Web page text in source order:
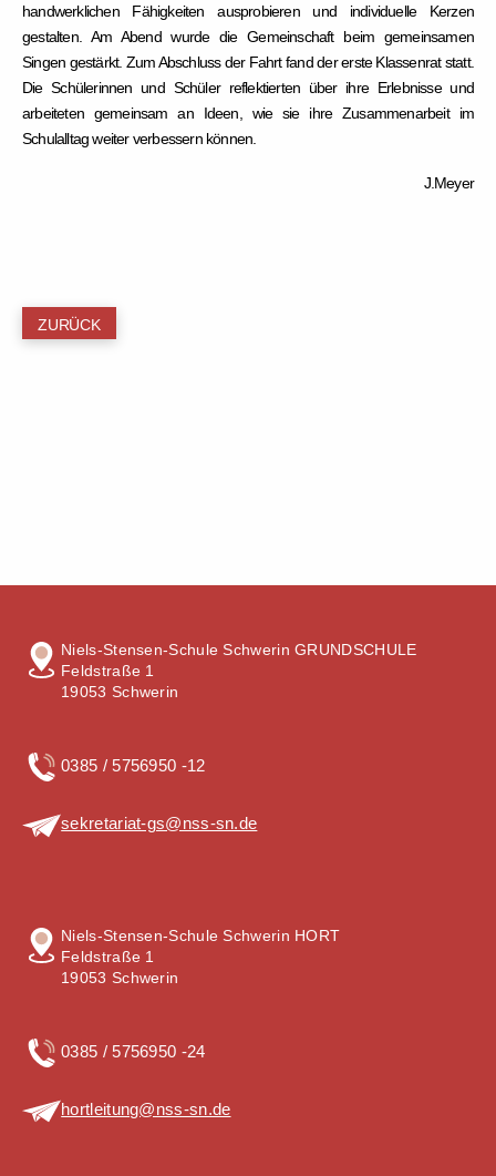
handwerklichen Fähigkeiten ausprobieren und individuelle Kerzen
gestalten. Am Abend wurde die Gemeinschaft beim gemeinsamen
Singen gestärkt. Zum Abschluss der Fahrt fand der erste Klassenrat statt.
Die Schülerinnen und Schüler reflektierten über ihre Erlebnisse und
arbeiteten gemeinsam an Ideen, wie sie ihre Zusammenarbeit im
Schulalltag weiter verbessern können.
J.Meyer
ZURÜCK
Niels-Stensen-Schule Schwerin GRUNDSCHULE
Feldstraße 1
19053 Schwerin
0385 / 5756950 -12
sekretariat-gs@nss-sn.de
Niels-Stensen-Schule Schwerin HORT
Feldstraße 1
19053 Schwerin
0385 / 5756950 -24
hortleitung@nss-sn.de